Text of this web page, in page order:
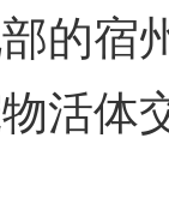
宿
活体